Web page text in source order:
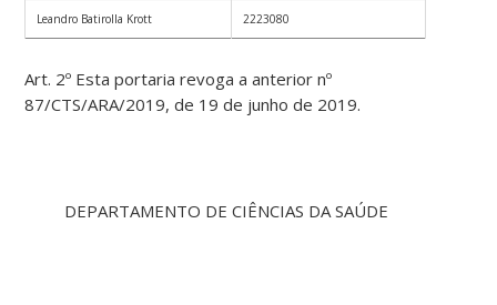
Leandro Batirolla Krott 2223080
Art. 2º Esta portaria revoga a anterior nº
87/CTS/ARA/2019, de 19 de junho de 2019.
DEPARTAMENTO DE CIÊNCIAS DA SAÚDE